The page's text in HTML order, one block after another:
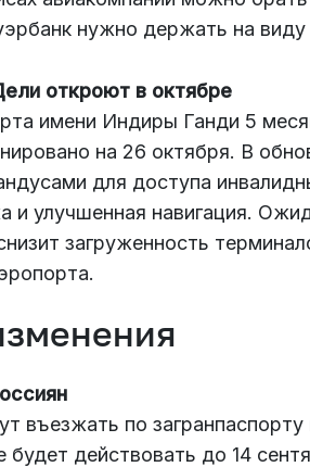
нужно держать на виду
откроют в октябре
имени Индиры Ганди 5
на 26 октября. В
для доступа
и улучшенная навигация.
загруженность
въезжать по
действовать до 14